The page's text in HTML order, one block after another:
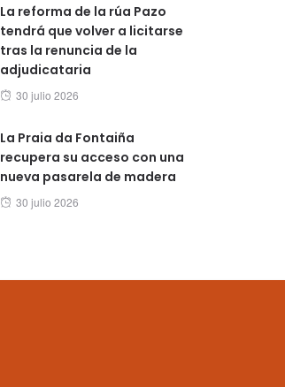
La reforma de la rúa Pazo
tendrá que volver a licitarse
tras la renuncia de la
adjudicataria
Posted
30 julio 2026
La Praia da Fontaiña
recupera su acceso con una
nueva pasarela de madera
Posted
30 julio 2026